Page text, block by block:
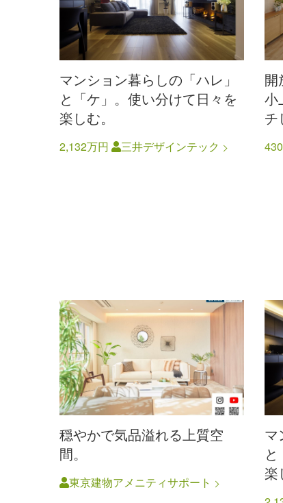
マンション暮らしの「ハレ」
と「ケ」。使い分けて日々を
楽しむ。
2,132万円 三井デザインテック
開
小
チ
穏やかで気品溢れる上質空
間。
東京建物アメニティサポート
マ
楽